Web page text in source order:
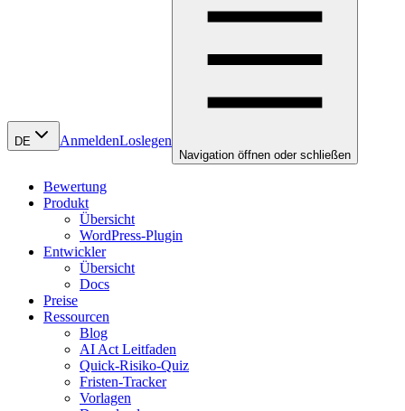
DE AnmeldenLoslegen
Navigation öffnen oder schließen
Bewertung
Produkt
Übersicht
WordPress-Plugin
Entwickler
Übersicht
Docs
Preise
Ressourcen
Blog
AI Act Leitfaden
Quick-Risiko-Quiz
Fristen-Tracker
Vorlagen